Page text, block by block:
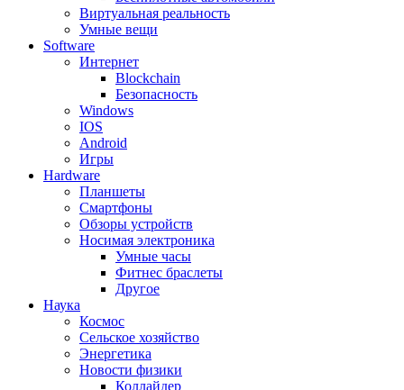
Виртуальная реальность
Умные вещи
Software
Интернет
Blockchain
Безопасность
Windows
IOS
Android
Игры
Hardware
Планшеты
Смартфоны
Обзоры устройств
Носимая электроника
Умные часы
Фитнес браслеты
Другое
Наука
Космос
Сельское хозяйство
Энергетика
Новости физики
Коллайдер